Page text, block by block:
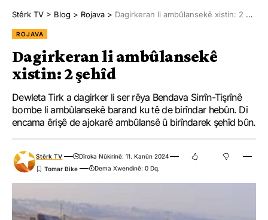
Stêrk TV > Blog > Rojava > Dagirkeran li ambûlansekê xistin: 2 şehîd
ROJAVA
Dagirkeran li ambûlansekê
xistin: 2 şehîd
Dewleta Tirk a dagirker li ser rêya Bendava Sirrîn-Tişrînê
bombe li ambûlansekê barand ku tê de birîndar hebûn. Di
encama êrişê de ajokarê ambûlansê û birîndarek şehîd bûn.
Stêrk TV
Dîroka Nûkirinê: 11. Kanûn 2024
Dema Xwendinê: 0 Dq.